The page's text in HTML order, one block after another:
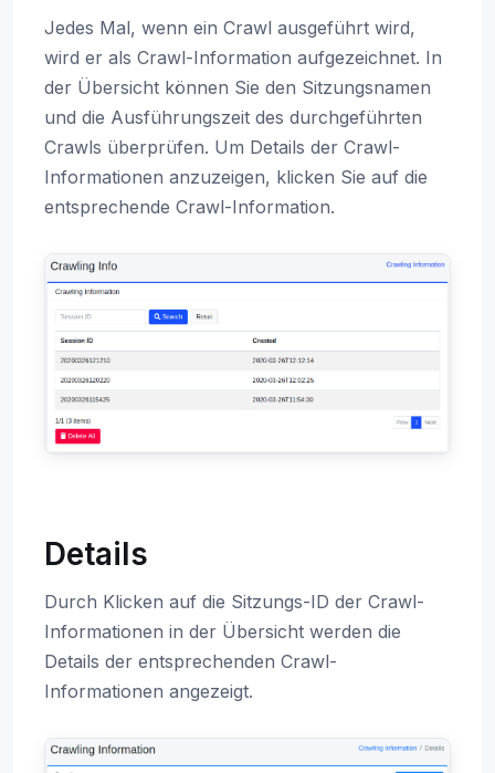
Jedes Mal, wenn ein Crawl ausgeführt wird,
wird er als Crawl-Information aufgezeichnet. In
der Übersicht können Sie den Sitzungsnamen
und die Ausführungszeit des durchgeführten
Crawls überprüfen. Um Details der Crawl-
Informationen anzuzeigen, klicken Sie auf die
entsprechende Crawl-Information.
Details
Durch Klicken auf die Sitzungs-ID der Crawl-
Informationen in der Übersicht werden die
Details der entsprechenden Crawl-
Informationen angezeigt.